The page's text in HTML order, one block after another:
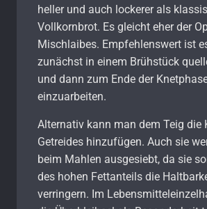
heller und auch lockerer als
Vollkornbrot. Es gleicht eher der
Mischlaibes. Empfehlenswert ist
zunächst in einem Brühstück
und dann zum Ende der
einzuarbeiten.
Alternativ kann man dem Teig die
Getreides hinzufügen. Auch sie
beim Mahlen ausgesiebt, da sie
des hohen Fettanteils die
verringern. Im